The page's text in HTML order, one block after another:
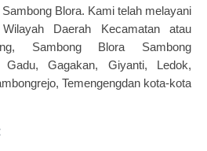
Blora. Kami telah melayani
Daerah Kecamatan atau
Sambong Blora Sambong
Gadu, Gagakan, Giyanti, Ledok,
Temengengdan kota-kota